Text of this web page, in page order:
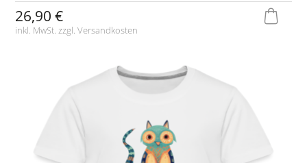
26,90 €
inkl. MwSt. zzgl.Versandkosten